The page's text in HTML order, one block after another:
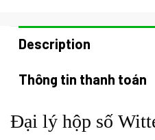
Description
Thông tin thanh toán
Đại lý hộp số